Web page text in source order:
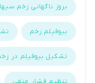
بروز ناگهانی زخم سیها
بیوفیلم زخم
تشکیل بیوفیلم در زخم
تنظیم فشار منفی